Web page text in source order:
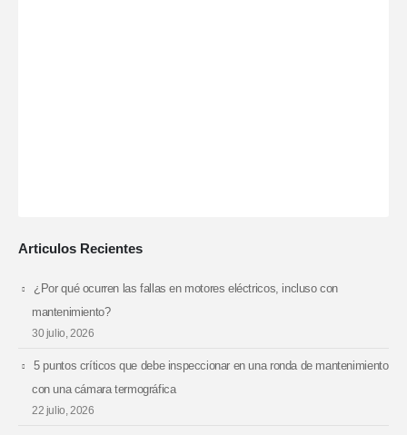
Articulos Recientes
¿Por qué ocurren las fallas en motores eléctricos, incluso con
mantenimiento?
30 julio, 2026
5 puntos críticos que debe inspeccionar en una ronda de mantenimiento
con una cámara termográfica
22 julio, 2026